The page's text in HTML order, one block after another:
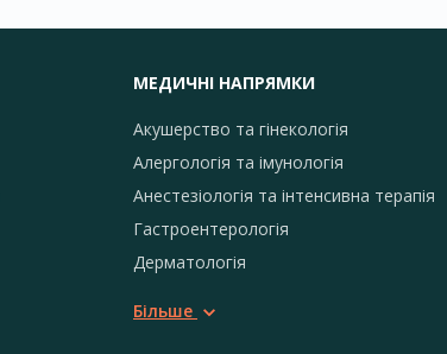
МЕДИЧНІ НАПРЯМКИ
Акушерство та гінекологія
Алергологія та імунологія
Анестезіологія та інтенсивна терапія
Гастроентерологія
Дерматологія
Більше